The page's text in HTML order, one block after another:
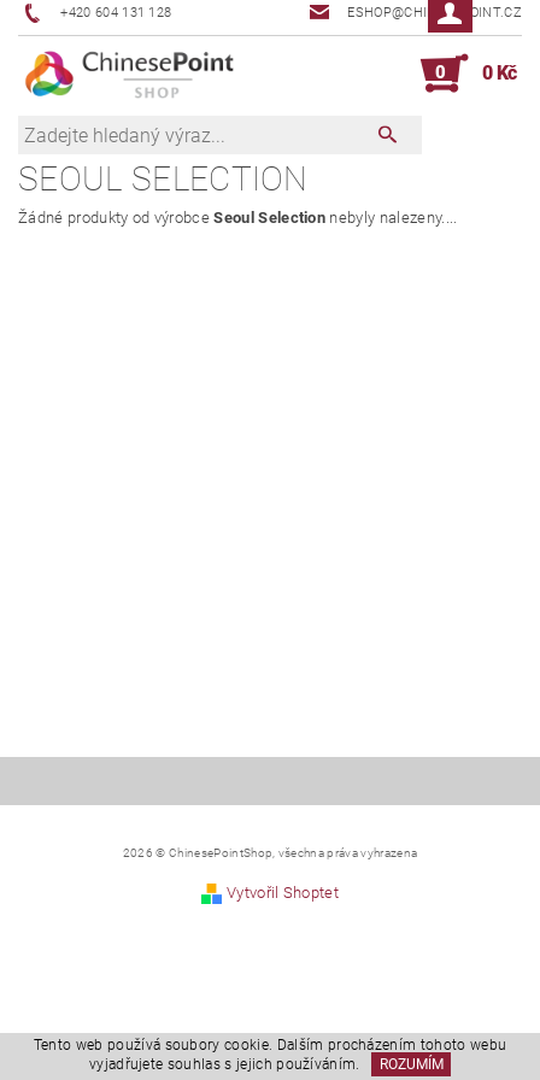
+420 604 131 128 ESHOP@CHINESEPOINT.CZ
0 0 Kč
SEOUL SELECTION
Žádné produkty od výrobceSeoul Selection nebyly nalezeny....
2026 © ChinesePointShop, všechna práva vyhrazena
Vytvořil Shoptet
Tento web používá soubory cookie. Dalším procházením tohoto webu
vyjadřujete souhlas s jejich používáním.
ROZUMÍM